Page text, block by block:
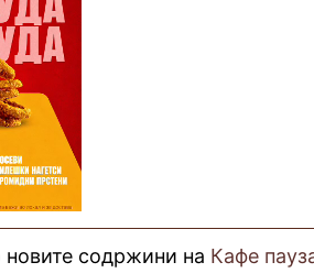
новите содржини на Кафе